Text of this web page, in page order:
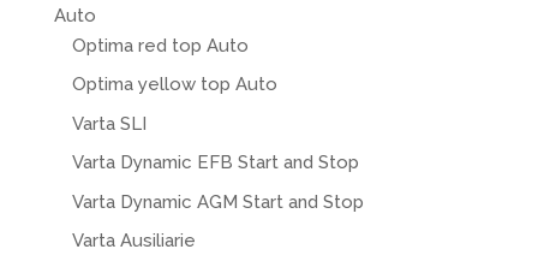
Auto
Optima red top Auto
Optima yellow top Auto
Varta SLI
Varta Dynamic EFB Start and Stop
Varta Dynamic AGM Start and Stop
Varta Ausiliarie